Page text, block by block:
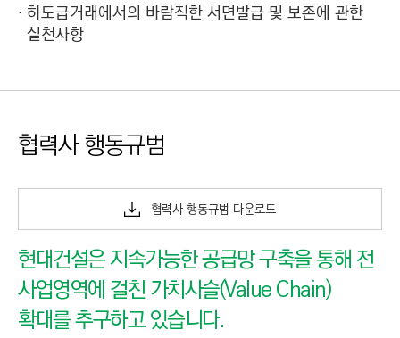
하도급거래에서의 바람직한 서면발급 및 보존에 관한
실천사항
협력사 행동규범
협력사 행동규범 다운로드
현대건설은 지속가능한 공급망 구축을 통해 전
사업영역에 걸친 가치사슬(Value Chain)
확대를 추구하고 있습니다.